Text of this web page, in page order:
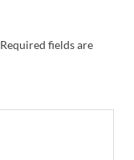
Required fields are